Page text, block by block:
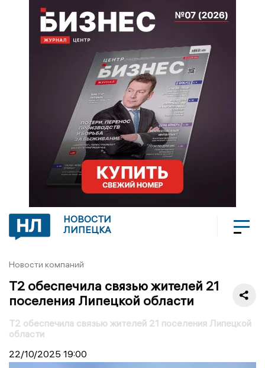
НОВОСТИ
ЛИПЕЦКА
Новости компаний
T2 обеспечила связью жителей 21
поселения Липецкой области
T2 обеспечила связью жителей 21 поселения Липецкой
области
22/10/2025 19:00